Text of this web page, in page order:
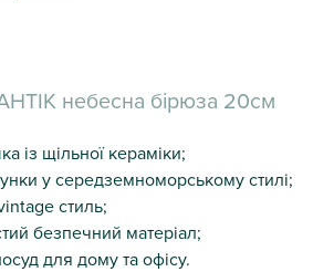
небесна бірюза 20см
із щільної кераміки;
у середземноморському стилі;
стиль;
безпечний матеріал;
для дому та офісу.